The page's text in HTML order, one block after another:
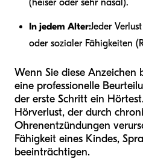
In jedem Alter:Jeder
oder sozialer Fähigkeiten
Wenn Sie diese Anzeichen
eine professionelle
der erste Schritt ein
Hörverlust, der durch
Ohrenentzündungen
Fähigkeit eines Kindes,
beeinträchtigen.